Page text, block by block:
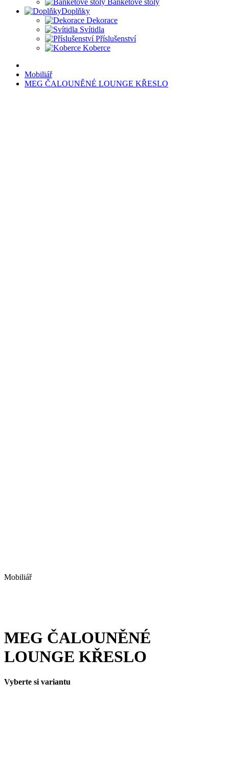
Banketové stoly
Doplňky
Dekorace
Svítidla
Příslušenství
Koberce
Mobiliář
MEG ČALOUNĚNÉ LOUNGE KŘESLO
Mobiliář
MEG ČALOUNĚNÉ
LOUNGE KŘESLO
Vyberte si variantu